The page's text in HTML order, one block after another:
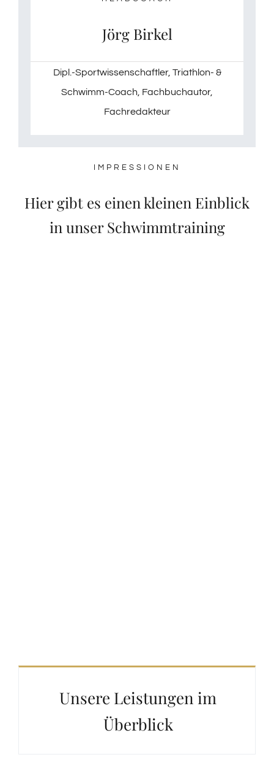
Jörg Birkel
Dipl.-Sportwissenschaftler, Triathlon- &
Schwimm-Coach, Fachbuchautor,
Fachredakteur
IMPRESSIONEN
Hier gibt es einen kleinen Einblick
in unser Schwimmtraining
Unsere Leistungen im
Überblick